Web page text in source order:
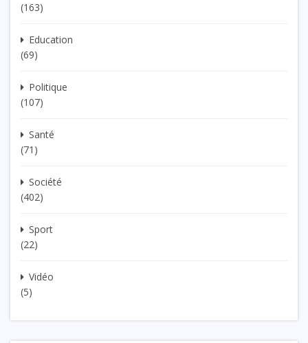
(163)
Education
(69)
Politique
(107)
Santé
(71)
Société
(402)
Sport
(22)
Vidéo
(5)